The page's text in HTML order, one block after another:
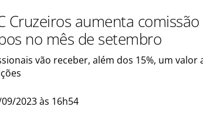
Cruzeiros aumenta
no mês de setembro
vão receber, além dos 15%, um valor
2023 às 16h54